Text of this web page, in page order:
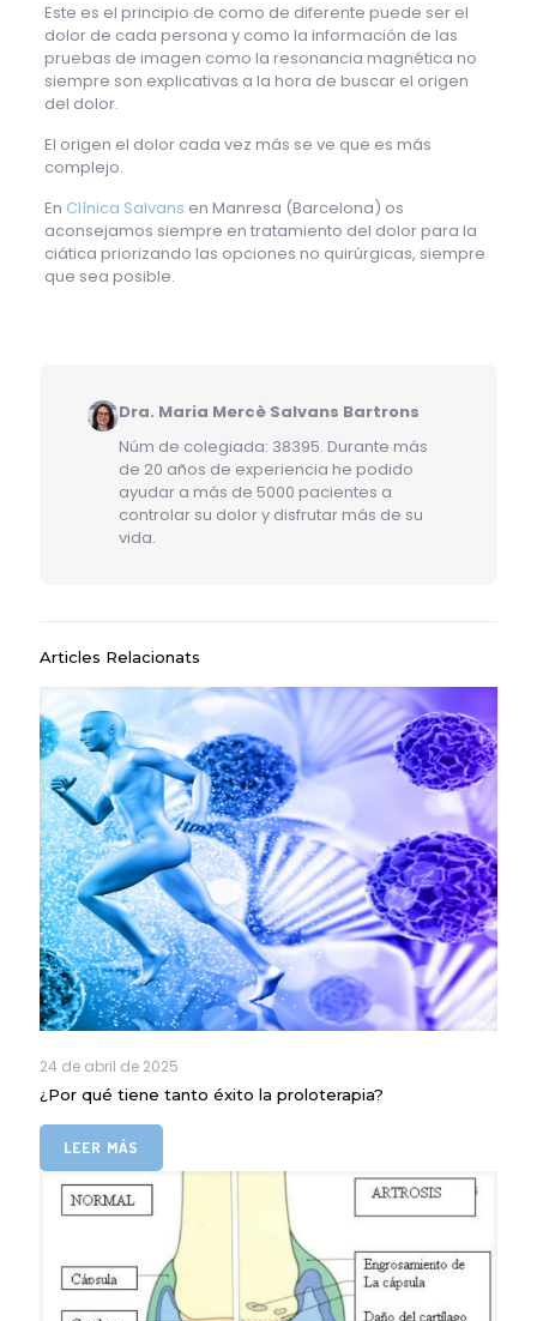
Este es el principio de como de diferente puede ser el
dolor de cada persona y como la información de las
pruebas de imagen como la resonancia magnética no
siempre son explicativas a la hora de buscar el origen
del dolor.
El origen el dolor cada vez más se ve que es más
complejo.
En Clínica Salvans en Manresa (Barcelona) os
aconsejamos siempre en tratamiento del dolor para la
ciática priorizando las opciones no quirúrgicas, siempre
que sea posible.
Dra. Maria Mercè Salvans Bartrons
Núm de colegiada: 38395. Durante más
de 20 años de experiencia he podido
ayudar a más de 5000 pacientes a
controlar su dolor y disfrutar más de su
vida.
Articles Relacionats
24 de abril de 2025
¿Por qué tiene tanto éxito la proloterapia?
LEER MÁS